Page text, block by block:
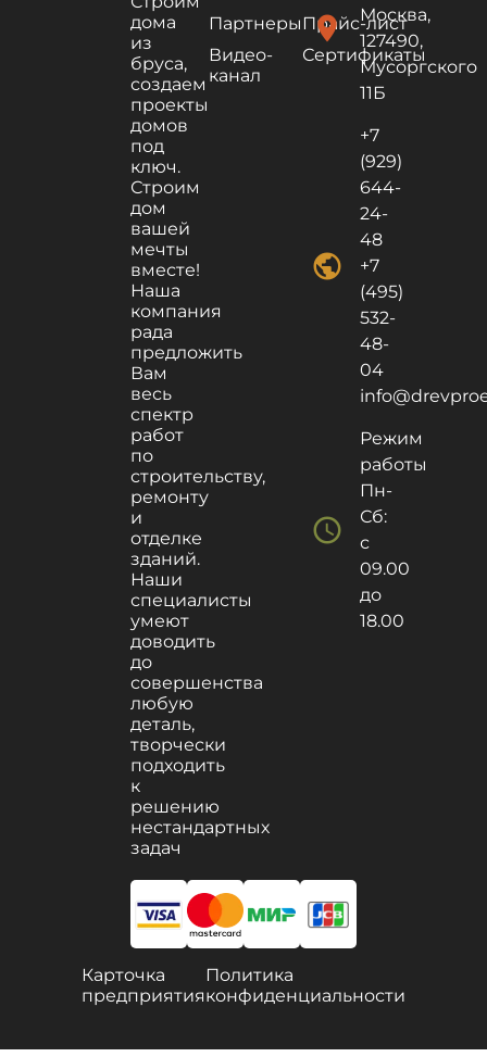
дома
из
бруса,
создаем
проекты
домов
под
ключ.
Строим
дом
вашей
мечты
вместе!
Наша
компания
рада
предложить
Вам
весь
спектр
работ
по
строительству,
ремонту
и
отделке
зданий.
Наши
специалисты
умеют
доводить
до
совершенства
любую
деталь,
творчески
подходить
к
решению
нестандартных
задач
Партнеры Прайс-лист
Видео-
канал
Сертификаты
location_on
Москва,
127490,
Мусоргского
11Б
public
+7
(929)
644-
24-
48
+7
(495)
532-
48-
04
schedule
Режим
работы
Пн-
Сб:
с
09.00
до
18.00
Карточка
предприятия
Политика
конфиденциальности